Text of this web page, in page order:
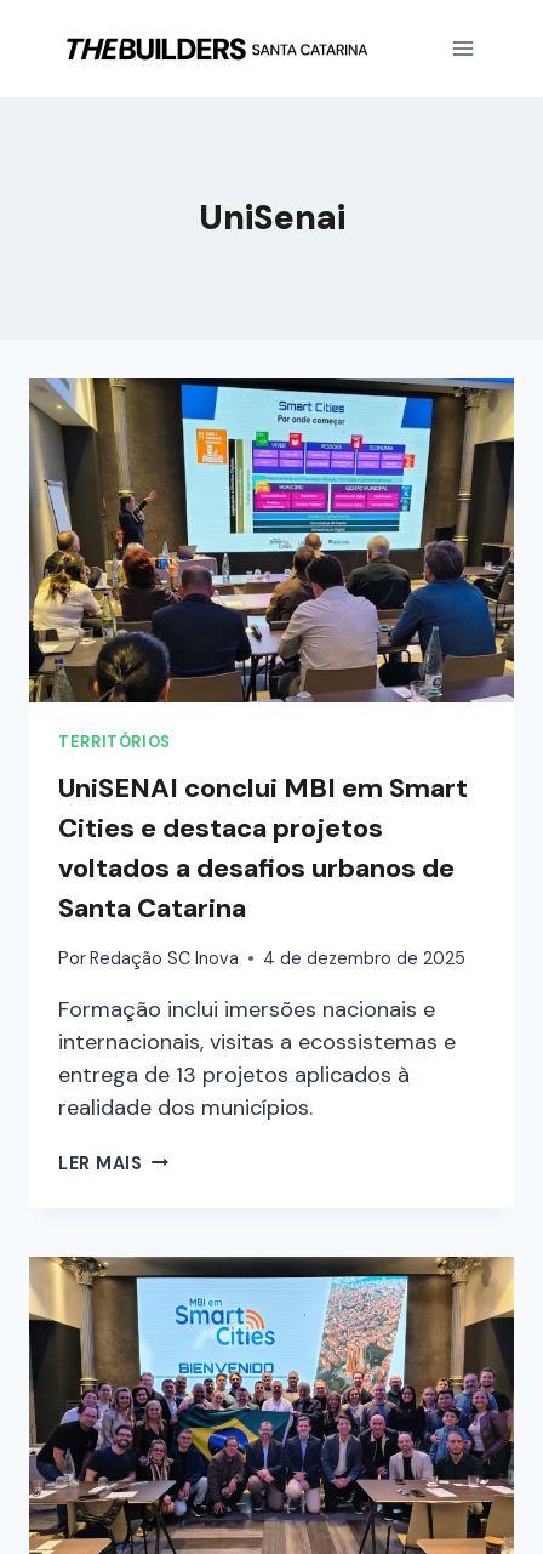
UniSenai
TERRITÓRIOS
UniSENAI conclui MBI em Smart
Cities e destaca projetos
voltados a desafios urbanos de
Santa Catarina
PorRedação SC Inova 4 de dezembro de 2025
Formação inclui imersões nacionais e
internacionais, visitas a ecossistemas e
entrega de 13 projetos aplicados à
realidade dos municípios.
LER MAIS